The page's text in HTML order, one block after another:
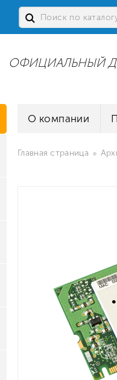
ОФИЦИАЛЬНЫЙ
О компании
Главная страница